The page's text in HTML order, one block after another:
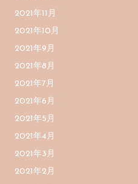
2021年11月
2021年10月
2021年9月
2021年8月
2021年7月
2021年6月
2021年5月
2021年4月
2021年3月
2021年2月